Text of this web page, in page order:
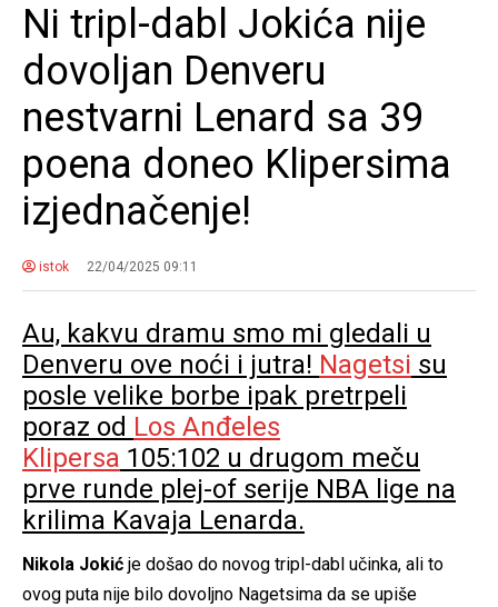
Ni tripl-dabl Jokića nije
dovoljan Denveru
nestvarni Lenard sa 39
poena doneo Klipersima
izjednačenje!
istok 22/04/2025 09:11
Au, kakvu dramu smo mi gledali u
Denveru ove noći i jutra! Nagetsi su
posle velike borbe ipak pretrpeli
poraz od Los Anđeles
Klipersa 105:102 u drugom meču
prve runde plej-of serije NBA lige na
krilima Kavaja Lenarda.
Nikola Jokić je došao do novog tripl-dabl učinka, ali to
ovog puta nije bilo dovoljno Nagetsima da se upiše